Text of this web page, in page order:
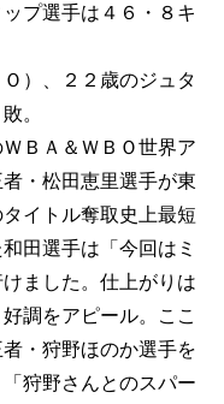
プ選手は４６・８キ
）、２２歳のジュタ
。
ＢＡ＆ＷＢＯ世界ア
・松田恵里選手が東
イトル奪取史上最短
田選手は「今回はミ
ました。仕上がりは
調をアピール。ここ
・狩野ほのか選手を
狩野さんとのスパー